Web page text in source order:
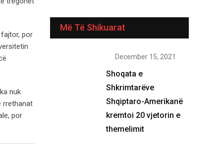
fajtor, por
nuk
rrethanat
por
Më Të Shikuarat
December 15, 2021
Shoqata e
Shkrimtarëve
Shqiptaro-Amerikanë
kremtoi 20 vjetorin e
themelimit